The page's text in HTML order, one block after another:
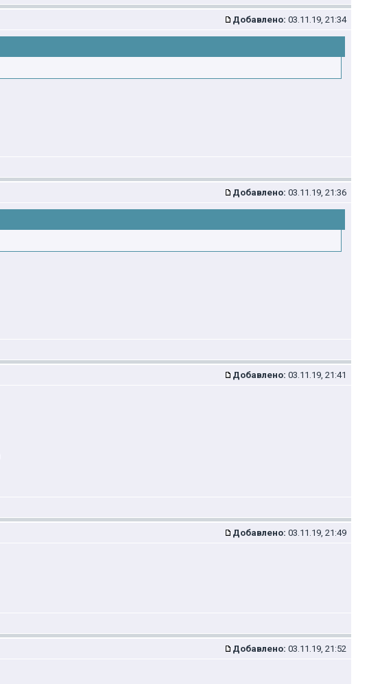
Добавлено: 03.11.19, 21:34
Добавлено: 03.11.19, 21:36
Добавлено: 03.11.19, 21:41
Добавлено: 03.11.19, 21:49
Добавлено: 03.11.19, 21:52